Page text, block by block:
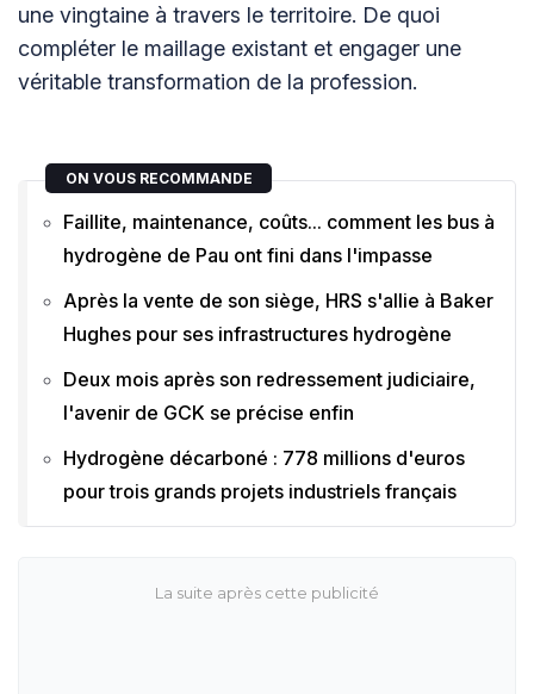
une vingtaine à travers le territoire. De quoi
compléter le maillage existant et engager une
véritable transformation de la profession.
ON VOUS RECOMMANDE
Faillite, maintenance, coûts... comment les bus à
hydrogène de Pau ont fini dans l'impasse
Après la vente de son siège, HRS s'allie à Baker
Hughes pour ses infrastructures hydrogène
Deux mois après son redressement judiciaire,
l'avenir de GCK se précise enfin
Hydrogène décarboné : 778 millions d'euros
pour trois grands projets industriels français